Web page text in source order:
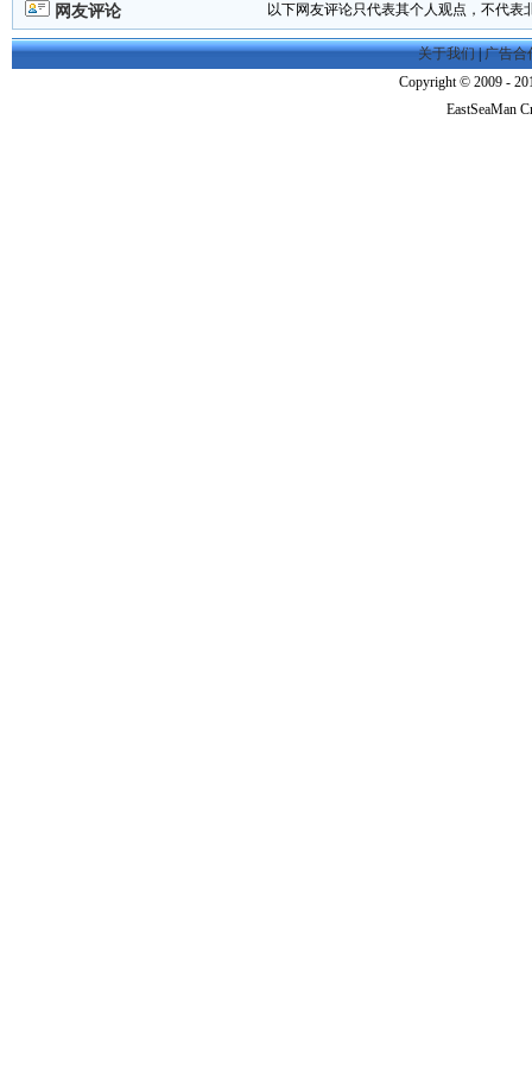
网友评论 以下网友评论只代表其个人观点，不代
关于我们|广告合
Copyright © 2009 -
EastSeaMan